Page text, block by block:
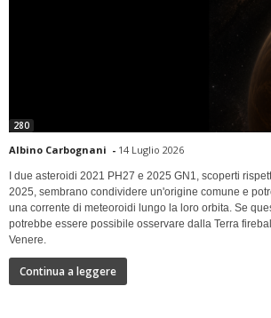
280
Albino Carbognani - 14 Luglio 2026
I due asteroidi 2021 PH27 e 2025 GN1, scoperti
2025, sembrano condividere un'origine comune e
una corrente di meteoroidi lungo la loro orbita. Se
potrebbe essere possibile osservare dalla Terra
Venere.
Continua a leggere